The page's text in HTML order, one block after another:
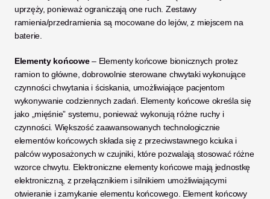
uprzęży, ponieważ ograniczają one ruch. Zestawy
ramienia/przedramienia są mocowane do lejów, z miejscem na
baterie.
Elementy końcowe – Elementy końcowe bionicznych protez
ramion to główne, dobrowolnie sterowane chwytaki wykonujące
czynności chwytania i ściskania, umożliwiające pacjentom
wykonywanie codziennych zadań. Elementy końcowe określa się
jako „mięśnie” systemu, ponieważ wykonują różne ruchy i
czynności. Większość zaawansowanych technologicznie
elementów końcowych składa się z przeciwstawnego kciuka i
palców wyposażonych w czujniki, które pozwalają stosować różne
wzorce chwytu. Elektroniczne elementy końcowe mają jednostkę
elektroniczną, z przełącznikiem i silnikiem umożliwiającymi
otwieranie i zamykanie elementu końcowego. Element końcowy